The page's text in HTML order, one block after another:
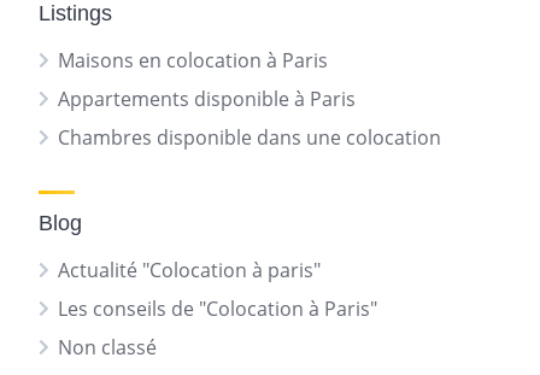
Listings
Maisons en colocation à Paris
Appartements disponible à Paris
Chambres disponible dans une colocation
Blog
Actualité "Colocation à paris"
Les conseils de "Colocation à Paris"
Non classé